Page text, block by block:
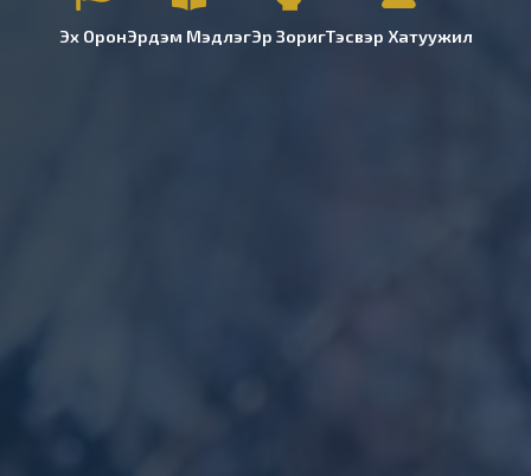
Эх ОронЭрдэм МэдлэгЭр ЗоригТэсвэр Хатуужил